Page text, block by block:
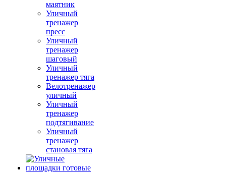
маятник
Уличный
тренажер
пресс
Уличный
тренажер
шаговый
Уличный
тренажер тяга
Велотренажер
уличный
Уличный
тренажер
подтягивание
Уличный
тренажер
становая тяга